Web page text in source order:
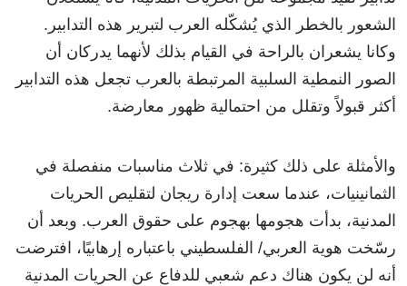
الشعور بالخطر الذي يُشكّله العرب لتبرير هذه التدابير.
وكانا يشعران بالراحة في القيام بذلك لأنهما يدركان أن
الصور النمطية السلبية المرتبطة بالعرب تجعل هذه التدابير
أكثر قبولاً وتقلل من احتمالية ظهور معارضة.
والأمثلة على ذلك كثيرة: في ثلاث مناسبات منفصلة في
الثمانينيات، عندما سعت إدارة ريجان لتقليص الحريات
المدنية، بدأت هجومها بهجوم على حقوق العرب. وبعد أن
رسّخت هوية العربي/ الفلسطيني باعتباره إرهابيًا، افترضت
أنه لن يكون هناك دعم شعبي للدفاع عن الحريات المدنية